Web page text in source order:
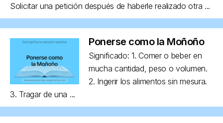
Solicitar una petición después de haberle realizado otra ...
Ponerse como la Moñoño
Significado: 1. Comer o beber en
mucha cantidad, peso o volumen.
2. Ingerir los alimentos sin mesura.
3. Tragar de una ...